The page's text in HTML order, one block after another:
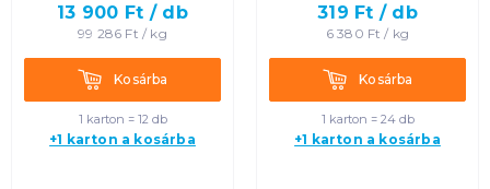
Termék neve A-Z
Termék neve Z-A
13 900 Ft / db
99 286 Ft / kg
KosárbaKosárba
1 karton = 12 db
+1 karton a kosárba
319 Ft / db
6 380 Ft / kg
KosárbaKosárba
1 karton = 24 db
+1 karton a kosárba